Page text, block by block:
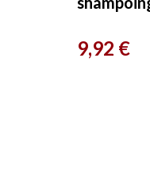
Prix
9,92 €